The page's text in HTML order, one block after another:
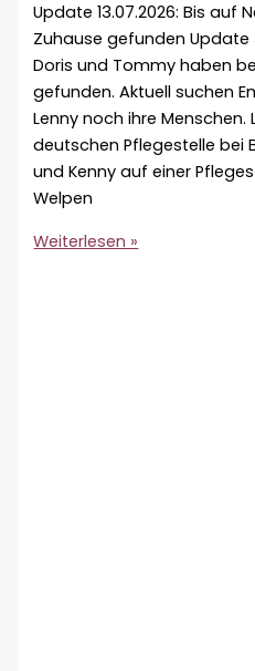
Update 13.07.2026: Bis auf
Zuhause gefunden Update
Doris und Tommy haben
gefunden. Aktuell suchen
Lenny noch ihre
deutschen Pflegestelle bei
und Kenny auf einer
Welpen
Zuhause
Weiterlesen »